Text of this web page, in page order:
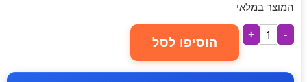
המוצר במלאי
-
+
הוסיפו לסל